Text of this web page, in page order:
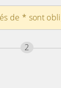
de * sont
Étape
2